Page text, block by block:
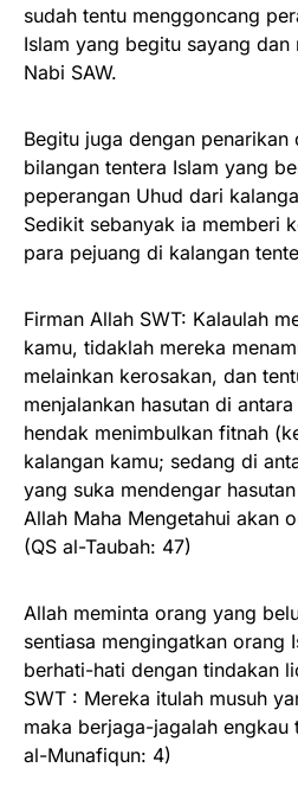
sudah tentu menggoncang
Islam yang begitu sayang
Nabi SAW.
Begitu juga dengan
bilangan tentera Islam yang
peperangan Uhud dari
Sedikit sebanyak ia memberi
para pejuang di kalangan
Firman Allah SWT: Kalaulah
kamu, tidaklah mereka
melainkan kerosakan, dan
menjalankan hasutan di
hendak menimbulkan fitnah
kalangan kamu; sedang di
yang suka mendengar
Allah Maha Mengetahui akan
(QS al-Taubah: 47)
Allah meminta orang yang
sentiasa mengingatkan orang
berhati-hati dengan tindakan
SWT : Mereka itulah musuh
maka berjaga-jagalah engkau
al-Munafiqun: 4)